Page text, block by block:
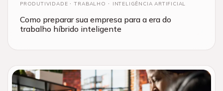
PRODUTIVIDADE
TRABALHO INTELIGÊNCIA ARTIFICIAL
Como preparar sua empresa para a era do
trabalho híbrido inteligente